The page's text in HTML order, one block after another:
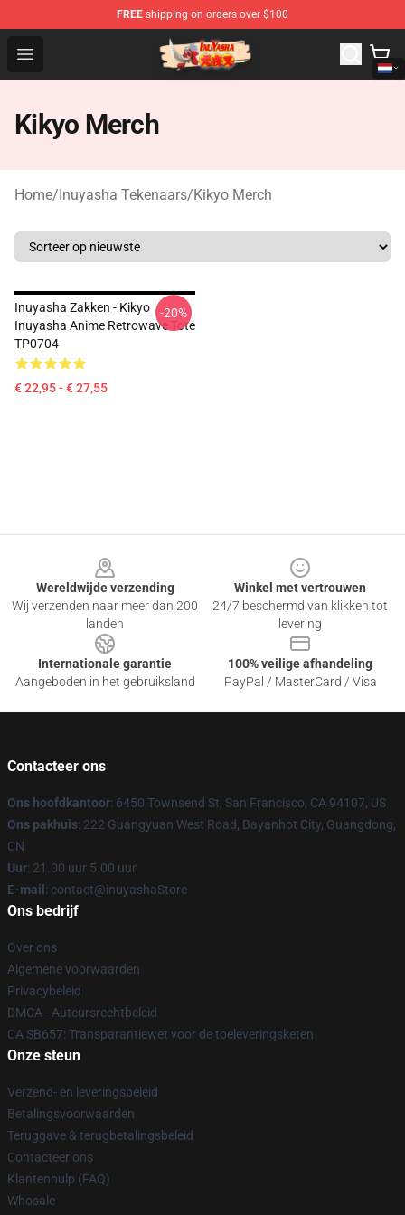
FREE shipping on orders over $100
Open menu
Inuyasha Store - Official Inuyasha Merchandise Shop
Kikyo Merch
Home/Inuyasha Tekenaars/Kikyo Merch
Inuyasha Zakken - Kikyo
Inuyasha Anime Retrowave Tote
TP0704
€ 22,95 - € 27,55
-20%
Wereldwijde verzending
Wij verzenden naar meer dan 200
landen
Winkel met vertrouwen
24/7 beschermd van klikken tot
levering
Internationale garantie
Aangeboden in het gebruiksland
100% veilige afhandeling
PayPal / MasterCard / Visa
Contacteer ons
Ons hoofdkantoor: 6450 Townsend St, San Francisco, CA 94107, US
Ons pakhuis: 222 Guangyuan West Road, Bayanhot City, Guangdong,
CN
Uur: 21.00 uur 5.00 uur
E-mail : contact@inuyashaStore
Ons bedrijf
Over ons
Algemene voorwaarden
Privacybeleid
DMCA - Auteursrechtbeleid
CA SB657: Transparantiewet voor de toeleveringsketen
Onze steun
Verzend- en leveringsbeleid
Betalingsvoorwaarden
Teruggave & terugbetalingsbeleid
Contacteer ons
Klantenhulp (FAQ)
Whosale